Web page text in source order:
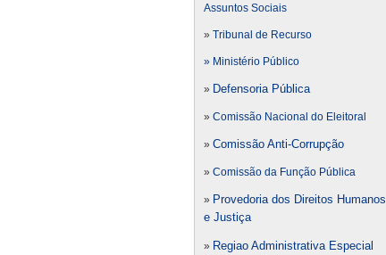
Assuntos Sociais
» Tribunal de Recurso
» Ministério Público
» Defensoria Pública
» Comissão Nacional do Eleitoral
» Comissão Anti-Corrupção
» Comissão da Função Pública
» Provedoria dos Direitos Humanos
e Justiça
» Regiao Administrativa Especial